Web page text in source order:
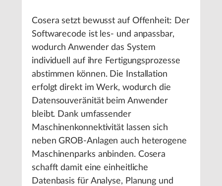
Cosera setzt bewusst auf Offenheit: Der
Softwarecode ist les- und anpassbar,
wodurch Anwender das System
individuell auf ihre Fertigungsprozesse
abstimmen können. Die Installation
erfolgt direkt im Werk, wodurch die
Datensouveränität beim Anwender
bleibt. Dank umfassender
Maschinenkonnektivität lassen sich
neben GROB-Anlagen auch heterogene
Maschinenparks anbinden. Cosera
schafft damit eine einheitliche
Datenbasis für Analyse, Planung und